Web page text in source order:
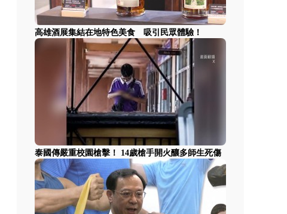
高雄酒展集結在地特色美食 吸引民眾體驗！
泰國傳嚴重校園槍擊！ 14歲槍手開火釀多師生死傷